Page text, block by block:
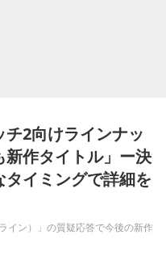
2向けラインナッ
作タイトル」ー決
イミングで詳細を
イン）」の質疑応答で今後の新作